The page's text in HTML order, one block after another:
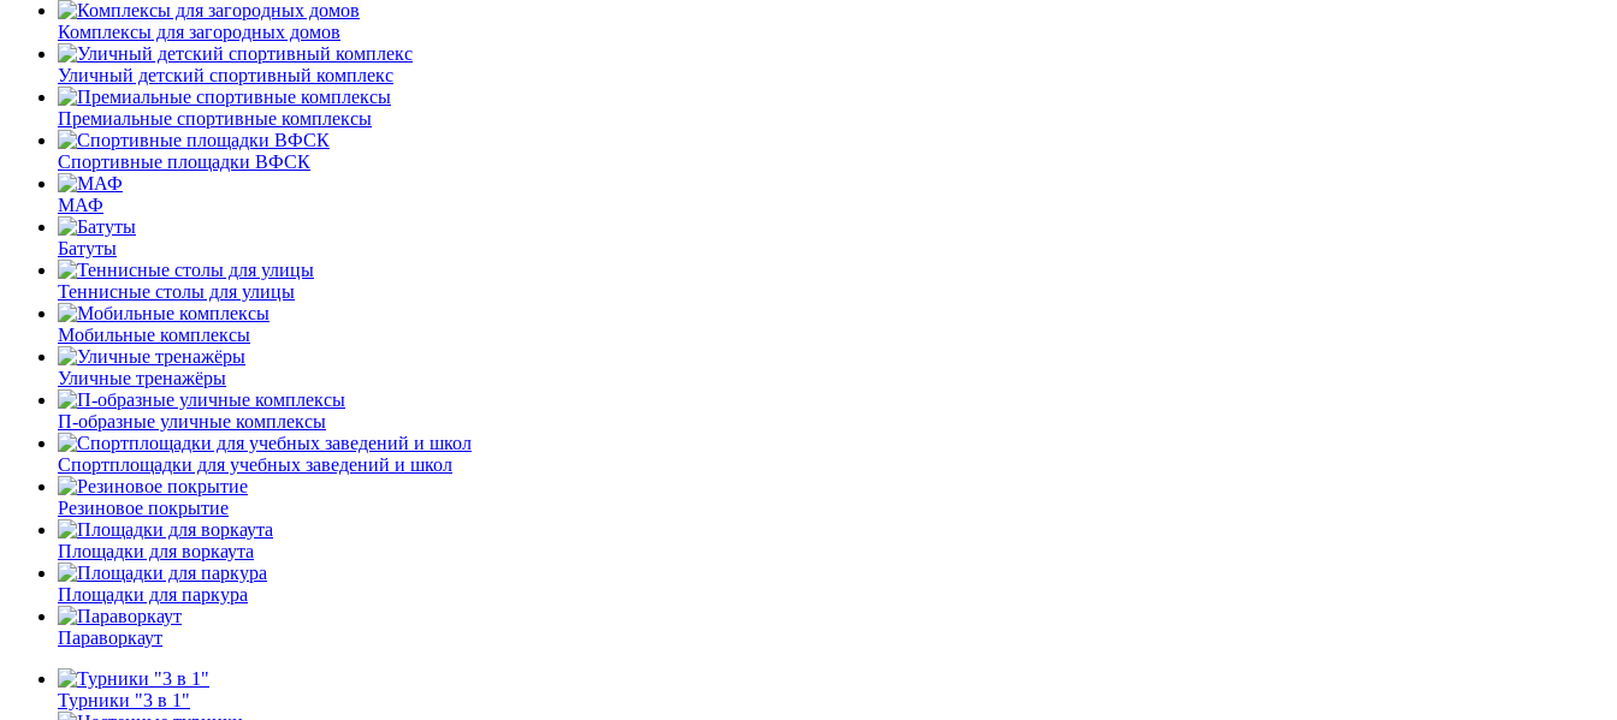
Комплексы для загородных домов
Уличный детский спортивный комплекс
Премиальные спортивные комплексы
Спортивные площадки ВФСК
МАФ
Батуты
Теннисные столы для улицы
Мобильные комплексы
Уличные тренажёры
П-образные уличные комплексы
Спортплощадки для учебных заведений и школ
Резиновое покрытие
Площадки для воркаута
Площадки для паркура
Параворкаут
Турники "3 в 1"